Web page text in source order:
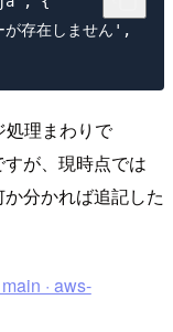
存在しません',
処理まわりで
が、現時点では
分かれば追記した
· aws-